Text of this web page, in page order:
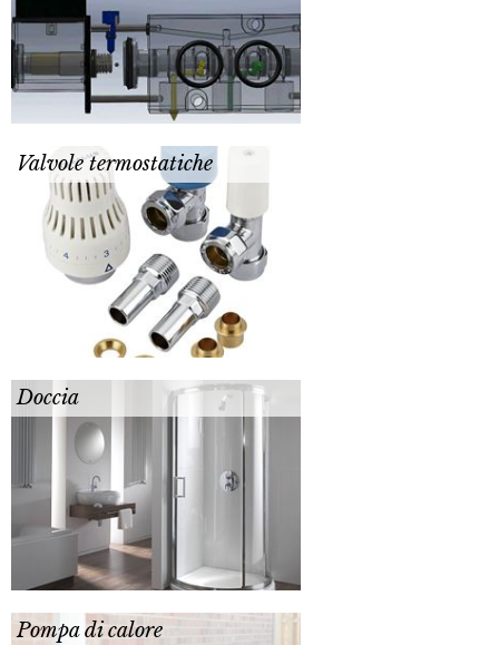
Valvole termostatiche
Doccia
Pompa di calore